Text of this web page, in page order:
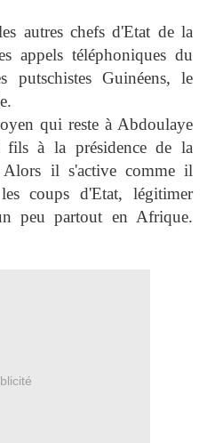
autres chefs d'Etat de la
appels téléphoniques du
putschistes Guinéens, le
qui reste à Abdoulaye
fils à la présidence de la
Alors il s'active comme il
coups d'Etat, légitimer
peu partout en Afrique.